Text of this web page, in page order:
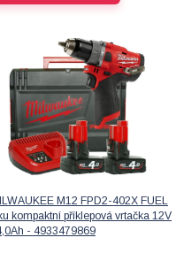
M12 FPD2-402X FUEL
kompaktní příklepová vrtačka 12V
- 4933479869